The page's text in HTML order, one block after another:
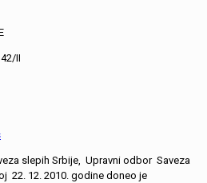
II
slepih Srbije, Upravni odbor Saveza
22. 12. 2010. godine doneo je